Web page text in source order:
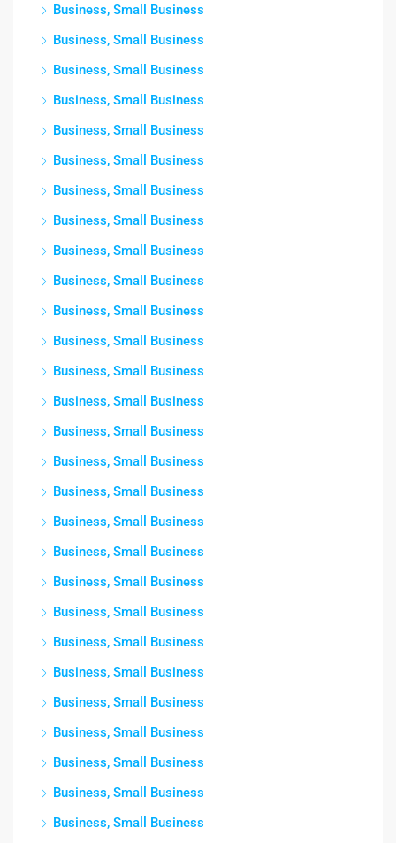
Business, Small Business
Business, Small Business
Business, Small Business
Business, Small Business
Business, Small Business
Business, Small Business
Business, Small Business
Business, Small Business
Business, Small Business
Business, Small Business
Business, Small Business
Business, Small Business
Business, Small Business
Business, Small Business
Business, Small Business
Business, Small Business
Business, Small Business
Business, Small Business
Business, Small Business
Business, Small Business
Business, Small Business
Business, Small Business
Business, Small Business
Business, Small Business
Business, Small Business
Business, Small Business
Business, Small Business
Business, Small Business